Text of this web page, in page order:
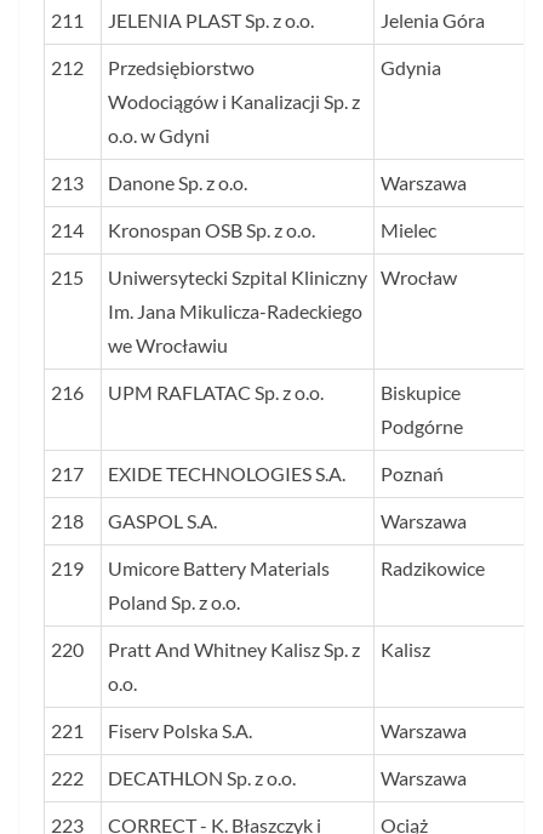
211 JELENIA PLAST Sp. z o.o. Jelenia Góra
212
Przedsiębiorstwo
Wodociągów i Kanalizacji Sp. z
o.o. w Gdyni
Gdynia
213 Danone Sp. z o.o. Warszawa
214 Kronospan OSB Sp. z o.o. Mielec
215
Uniwersytecki Szpital Kliniczny
Im. Jana Mikulicza-Radeckiego
we Wrocławiu
Wrocław
216 UPM RAFLATAC Sp. z o.o.
Biskupice
Podgórne
217 EXIDE TECHNOLOGIES S.A. Poznań
218 GASPOL S.A. Warszawa
219
Umicore Battery Materials
Poland Sp. z o.o.
Radzikowice
220
Pratt And Whitney Kalisz Sp. z
o.o.
Kalisz
221 Fiserv Polska S.A. Warszawa
222 DECATHLON Sp. z o.o. Warszawa
223
CORRECT - K. Błaszczyk i
Ociąż